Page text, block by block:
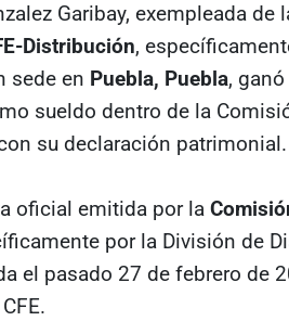
Garibay, exempleada de
Distribución,
sede en Puebla, Puebla,
sueldo dentro de la
su declaración patrimonial.
oficial emitida por la
por la División de
el pasado 27 de febrero de